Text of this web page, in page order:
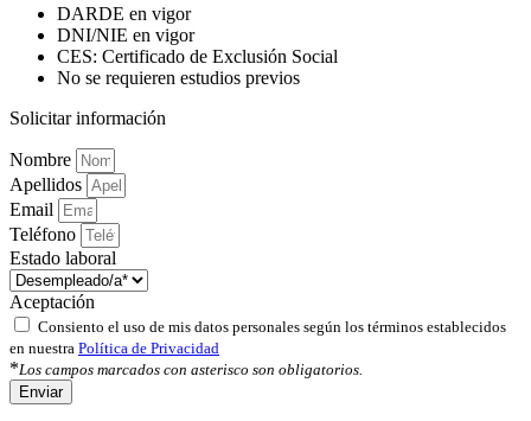
DARDE en vigor
DNI/NIE en vigor
CES: Certificado de Exclusión Social
No se requieren estudios previos
Solicitar información
Nombre
Apellidos
Email
Teléfono
Estado laboral
Aceptación
Consiento el uso de mis datos personales según los términos establecidos
en nuestra Política de Privacidad
*Los campos marcados con asterisco son obligatorios.
Enviar